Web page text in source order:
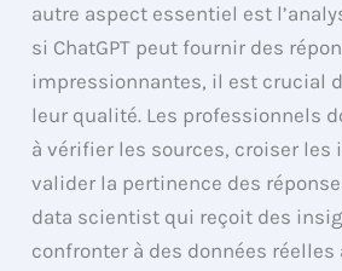
autre aspect essentiel est
si ChatGPT peut fournir des
impressionnantes, il est crucial
leur qualité. Les professionnels
à vérifier les sources, croiser
valider la pertinence des
data scientist qui reçoit des
confronter à des données réelles